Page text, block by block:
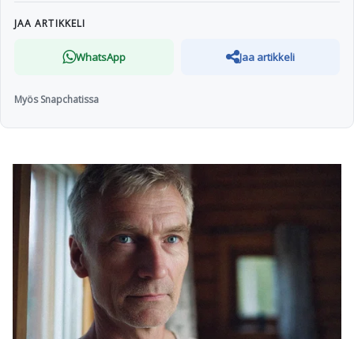
JAA ARTIKKELI
WhatsApp Jaa artikkeli
Myös Snapchatissa